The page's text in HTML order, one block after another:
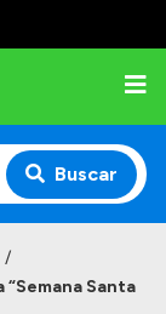
Buscar
/
Santa